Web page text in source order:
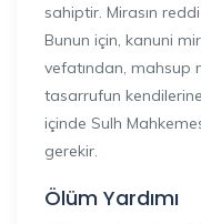
sahiptir. Mirasın
Bunun için, kanuni
vefatından, mahsup
tasarrufun
içinde Sulh
gerekir.
Ölüm Yardımı